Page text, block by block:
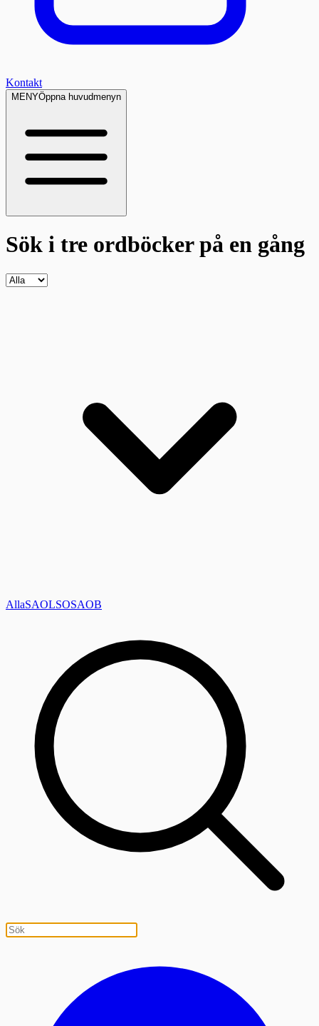
Kontakt
MENYÖppna huvudmenyn
Sök i tre ordböckerpå en gång
AllaSAOLSOSAOB